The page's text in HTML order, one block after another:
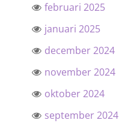
februari 2025
januari 2025
december 2024
november 2024
oktober 2024
september 2024